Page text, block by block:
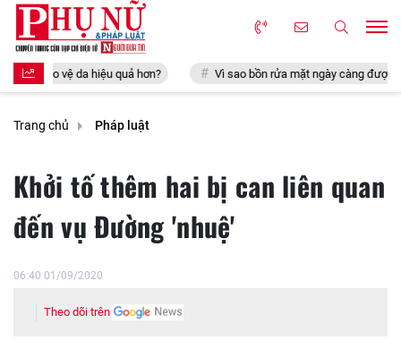
hơn? Vì sao bồn rửa mặt ngày càng được đưa ra khỏi phòng
Trang chủ Pháp luật
Khởi tố thêm hai bị can liên quan
đến vụ Đường 'nhuệ'
06:40 01/09/2020
Theo dõi trên